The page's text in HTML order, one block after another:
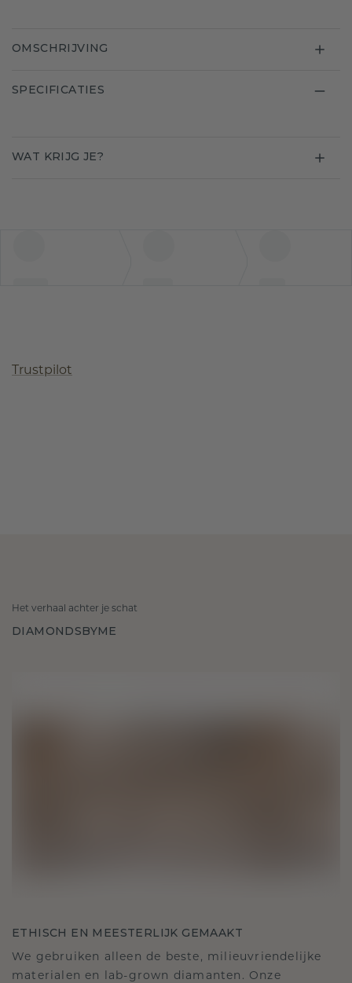
OMSCHRIJVING
SPECIFICATIES
WAT KRIJG JE?
Trustpilot
Het verhaal achter je schat
DIAMONDSBYME
ETHISCH EN MEESTERLIJK GEMAAKT
We gebruiken alleen de beste, milieuvriendelijke
materialen en lab-grown diamanten. Onze